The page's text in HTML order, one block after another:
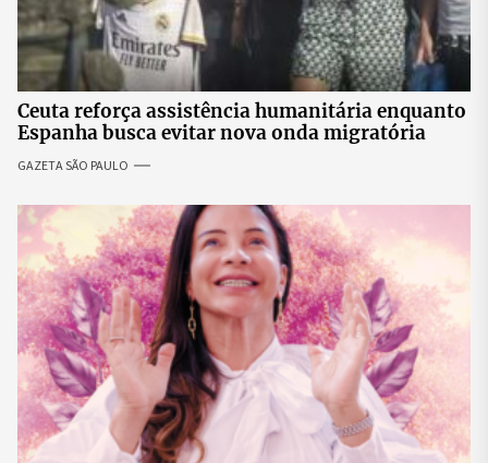
Ceuta reforça assistência humanitária enquanto
Espanha busca evitar nova onda migratória
GAZETA SÃO PAULO